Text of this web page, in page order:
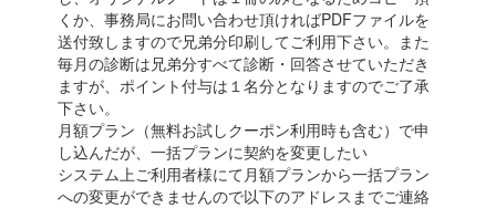
くか、事務局にお問い合わせ頂ければPDFファイルを
送付致しますので兄弟分印刷してご利用下さい。また
毎月の診断は兄弟分すべて診断・回答させていただき
ますが、ポイント付与は１名分となりますのでご了承
下さい。
月額プラン（無料お試しクーポン利用時も含む）で申
し込んだが、一括プランに契約を変更したい
システム上ご利用者様にて月額プランから一括プラン
への変更ができませんので以下のアドレスまでご連絡